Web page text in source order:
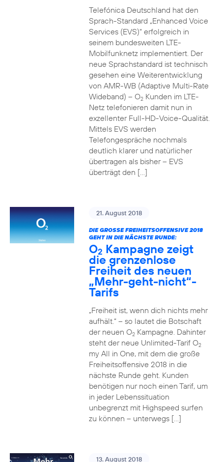
Telefónica Deutschland hat den
Sprach-Standard „Enhanced Voice
Services (EVS)“ erfolgreich in
seinem bundesweiten LTE-
Mobilfunknetz implementiert. Der
neue Sprachstandard ist technisch
gesehen eine Weiterentwicklung
von AMR-WB (Adaptive Multi-Rate
Wideband) – O2Kunden im LTE-
Netz telefonieren damit nun in
exzellenter Full-HD-Voice-Qualität.
Mittels EVS werden
Telefongespräche nochmals
deutlich klarer und natürlicher
übertragen als bisher – EVS
überträgt den […]
21. August 2018
DIE GROSSE FREIHEITSOFFENSIVE 2018 G
EHT IN DIE NÄCHSTE RUNDE:
O2 Kampagne zeigt
die grenzenlose
Freiheit des neuen
„Mehr-geht-nicht“-
Tarifs
„Freiheit ist, wenn dich nichts mehr
aufhält.“ – so lautet die Botschaft
der neuen O2Kampagne. Dahinter
steht der neue Unlimited-Tarif O2
my All in One, mit dem die große
Freiheitsoffensive 2018 in die
nächste Runde geht. Kunden
benötigen nur noch einen Tarif, um
in jeder Lebenssituation
unbegrenzt mit Highspeed surfen
zu können – unterwegs […]
13. August 2018